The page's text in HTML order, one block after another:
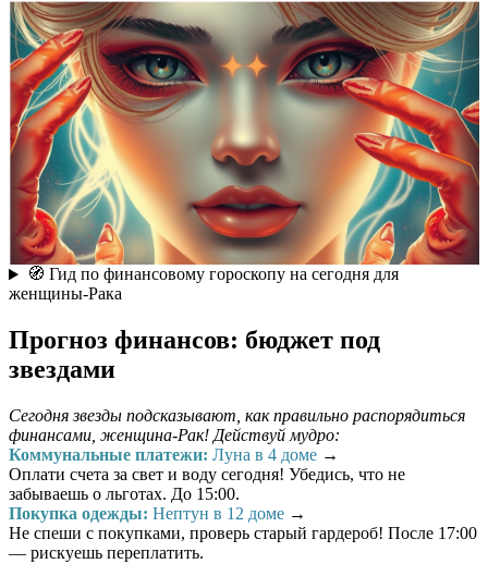
🧭 Гид по финансовому гороскопу на сегодня для
женщины-Рака
Прогноз финансов: бюджет под
звездами
Сегодня звезды подсказывают, как правильно распорядиться
финансами, женщина-Рак! Действуй мудро:
Коммунальные платежи: Луна в 4 доме →
Оплати счета за свет и воду сегодня! Убедись, что не
забываешь о льготах. До 15:00.
Покупка одежды: Нептун в 12 доме →
Не спеши с покупками, проверь старый гардероб! После 17:00
— рискуешь переплатить.